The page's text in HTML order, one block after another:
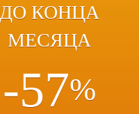
ДО КОНЦА
МЕСЯЦА
-57%